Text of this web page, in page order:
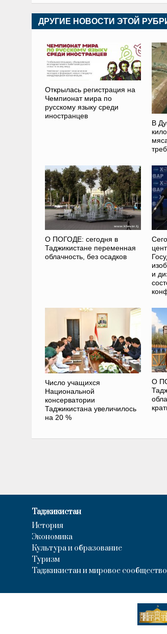
ДРУГИЕ НОВОСТИ ЭТОЙ
Открылась регистрация на
Чемпионат мира по
русскому языку среди
иностранцев
В
О ПОГОДЕ: сегодня в
Таджикистане переменная
облачность, без осадков
и
Число учащихся
Национальной
консерватории
Таджикистана увеличилось
на 20 %
О
Таджикистан
История
Экономика
Культура и образование
Туризм
Таджикистан и мировое сообщество